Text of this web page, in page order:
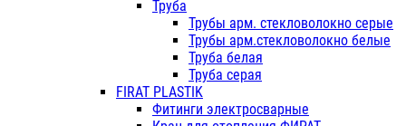
Труба
Трубы арм. стекловолокно серые
Трубы арм.стекловолокно белые
Труба белая
Труба серая
FIRAT PLASTIK
Фитинги электросварные